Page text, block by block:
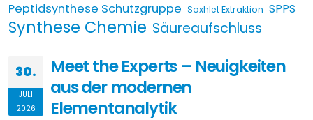
Peptidsynthese Schutzgruppe Soxhlet Extraktion SPPS
Synthese Chemie Säureaufschluss
30.
JULI
2026
Meet the Experts – Neuigkeiten
aus der modernen
Elementanalytik